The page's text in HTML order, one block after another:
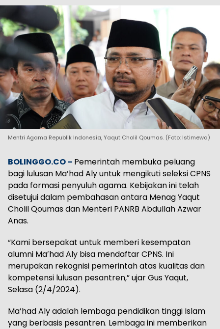
Mentri Agama Republik Indonesia, Yaqut Cholil Qoumas. (Foto: Istimewa)
BOLINGGO.CO – Pemerintah membuka peluang
bagi lulusan Ma’had Aly untuk mengikuti seleksi CPNS
pada formasi penyuluh agama. Kebijakan ini telah
disetujui dalam pembahasan antara Menag Yaqut
Cholil Qoumas dan Menteri PANRB Abdullah Azwar
Anas.
“Kami bersepakat untuk memberi kesempatan
alumni Ma’had Aly bisa mendaftar CPNS. Ini
merupakan rekognisi pemerintah atas kualitas dan
kompetensi lulusan pesantren,” ujar Gus Yaqut,
Selasa (2/4/2024).
Ma’had Aly adalah lembaga pendidikan tinggi Islam
yang berbasis pesantren. Lembaga ini memberikan